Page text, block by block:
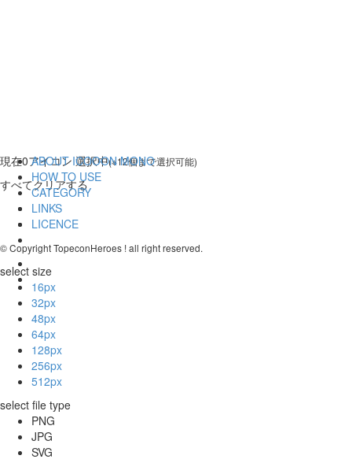
現在0アイコン 選択中(※12個まで選択可能)
すべてクリアする
select size
16px
32px
48px
64px
128px
256px
512px
select file type
PNG
JPG
SVG
ABOUT ICOOON MONO
HOW TO USE
CATEGORY
LINKS
LICENCE
© Copyright TopeconHeroes ! all right reserved.